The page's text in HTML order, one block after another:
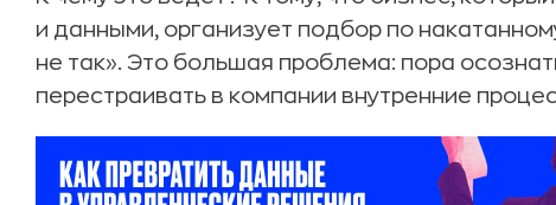
и данными, организует подбор по
не так». Это большая проблема: пора
перестраивать в компании внутренние